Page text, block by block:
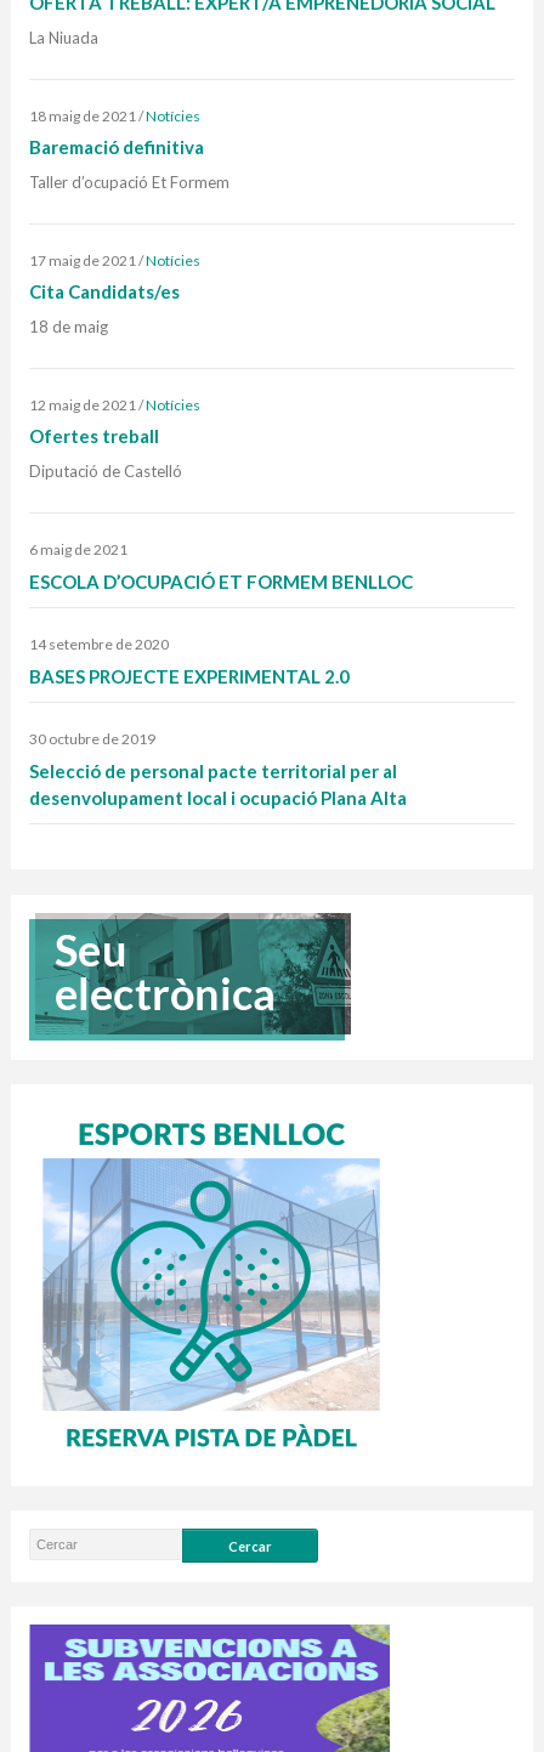
La Niuada
18 maig de 2021/Notícies
Baremació definitiva
Taller d’ocupació Et Formem
17 maig de 2021/Notícies
Cita Candidats/es
18 de maig
12 maig de 2021/Notícies
Ofertes treball
Diputació de Castelló
6 maig de 2021
ESCOLA D’OCUPACIÓ ET FORMEM BENLLOC
14 setembre de 2020
BASES PROJECTE EXPERIMENTAL 2.0
30 octubre de 2019
Selecció de personal pacte territorial per al
desenvolupament local i ocupació Plana Alta